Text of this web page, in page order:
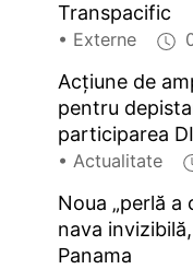
Transpacific
• Externe
Acțiune de
pentru
participarea
• Actualitate
Noua „perlă a
nava
Panama